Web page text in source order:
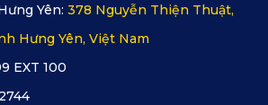
Yên: 378 Nguyễn Thiện Thuật,
Hưng Yên, Việt Nam
EXT 100